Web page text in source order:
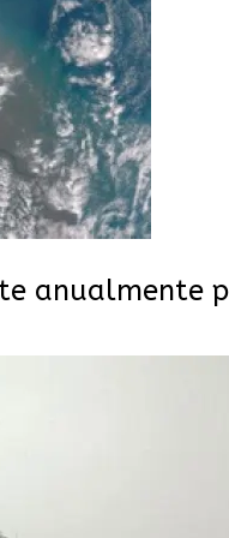
anualmente